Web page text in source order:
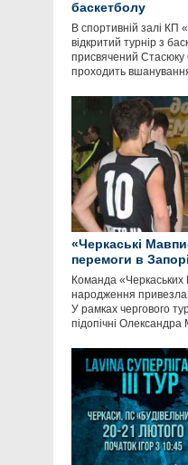
баскетболу
В спортивній залі КП
відкритий турнір з
присвячений Стасюку
проходить
«Черкаські
перемоги в
Команда
народження привезла
У рамках чергового
підопічні